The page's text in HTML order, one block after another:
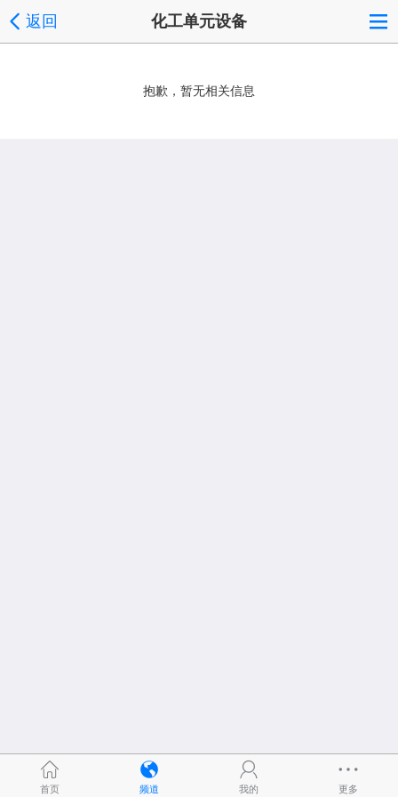
返回 化工单元设备
抱歉，暂无相关信息
首页 频道 我的 更多